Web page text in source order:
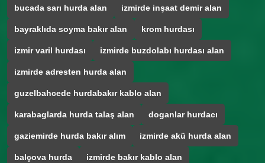
bucada sarı hurda alan izmirde inşaat demir alan
bayraklıda soyma bakır alan krom hurdası
izmir varil hurdası izmirde buzdolabı hurdası alan
izmirde adresten hurda alan
guzelbahcede hurdabakır kablo alan
karabaglarda hurda talaş alan doganlar hurdacı
gaziemirde hurda bakır alım izmirde akü hurda alan
balçova hurda izmirde bakır kablo alan